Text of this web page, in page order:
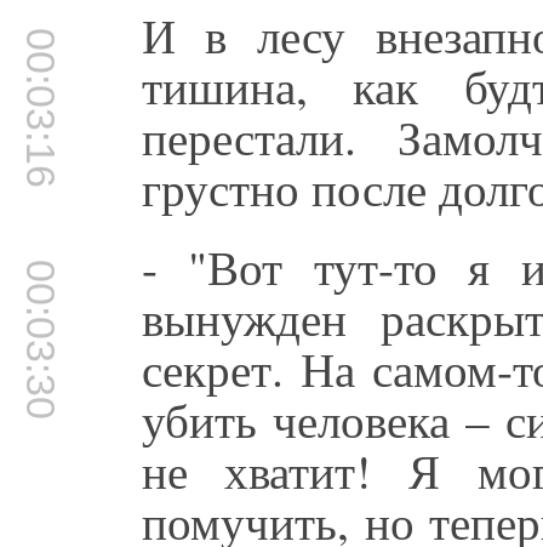
00:03:16 И в лесу
тишина, как
перестали.
грустно после
00:03:30 - "Вот тут-то я
вынужден
секрет. На самом-
убить человека –
не хватит! Я
помучить, но